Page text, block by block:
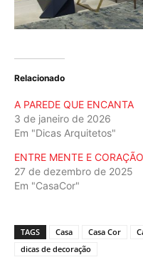
Relacionado
A PAREDE QUE ENCANTA
3 de janeiro de 2026
Em "Dicas Arquitetos"
ENTRE MENTE E CORAÇÃO
27 de dezembro de 2025
Em "CasaCor"
TAGS Casa Casa Cor
dicas de decoração